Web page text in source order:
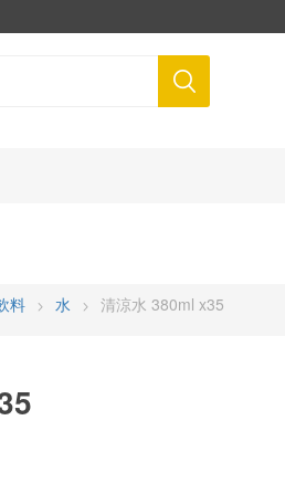
料 水 清涼水 380ml x35